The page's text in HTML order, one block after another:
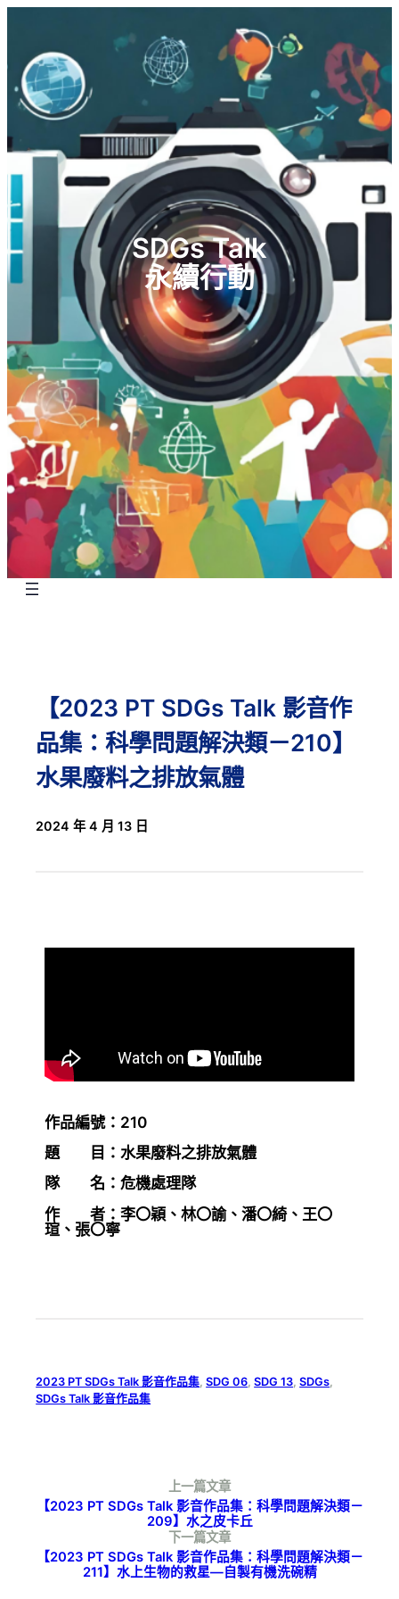
SDGs Talk
永續行動
【2023 PT SDGs Talk 影音作
品集：科學問題解決類－210】
水果廢料之排放氣體
2024 年 4 月 13 日
作品編號：210
題 目：水果廢料之排放氣體
隊 名：危機處理隊
作 者：李〇穎、林〇諭、潘〇綺、王〇
瑄、張〇寧
2023 PT SDGs Talk 影音作品集 , SDG 06 , SDG 13 , SDGs
SDGs Talk 影音作品集
上一篇文章
【2023 PT SDGs Talk 影音作品集：科學問題解決類－
209】水之皮卡丘
下一篇文章
【2023 PT SDGs Talk 影音作品集：科學問題解決類－
211】水上生物的救星—自製有機洗碗精